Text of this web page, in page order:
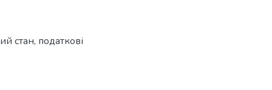
стан, податкові